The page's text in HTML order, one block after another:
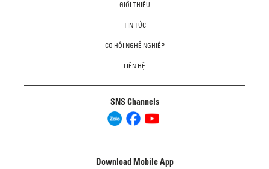
GIỚI THIỆU
TIN TỨC
CƠ HỘI NGHỀ NGHIỆP
LIÊN HỆ
SNS Channels
Download Mobile App